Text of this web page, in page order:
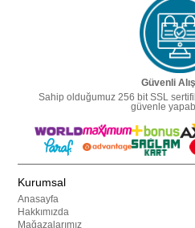
Güvenli
Sahip olduğumuz 256 bit SSL
güvenle
Kurumsal
Anasayfa
Hakkımızda
Mağazalarımız